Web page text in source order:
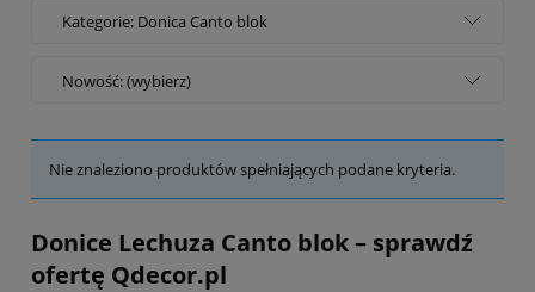
Kategorie: Donica Canto blok
Nowość: (wybierz)
Nie znaleziono produktów spełniających podane kryteria.
Donice Lechuza Canto blok – sprawdź
ofertę Qdecor.pl